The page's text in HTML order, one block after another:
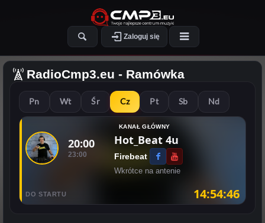
Zaloguj się
RadioCmp3.eu - Ramówka
Pn Wt Śr Cz Pt Sb Nd
20:00
23:00
KANAŁ GŁÓWNY
Hot_Beat 4u
Firebeat
Wkrótce na antenie
DO STARTU 14:54:46